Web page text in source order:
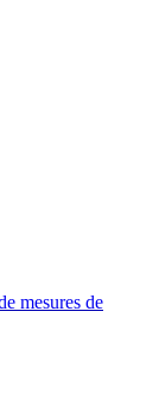
mesures de